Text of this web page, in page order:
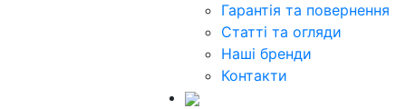
Гарантія та повернення
Статті та огляди
Наші бренди
Контакти